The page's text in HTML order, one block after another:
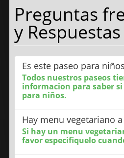
Preguntas
y Respuestas
Es este paseo para
Todos nuestros paseos
informacion para saber
para niños.
Hay menu vegetariano
Si hay un menu
favor especifiquelo